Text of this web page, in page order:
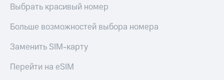
Выбрать красивый номер
Больше возможностей выбора номера
Заменить SIM-карту
Перейти на eSIM